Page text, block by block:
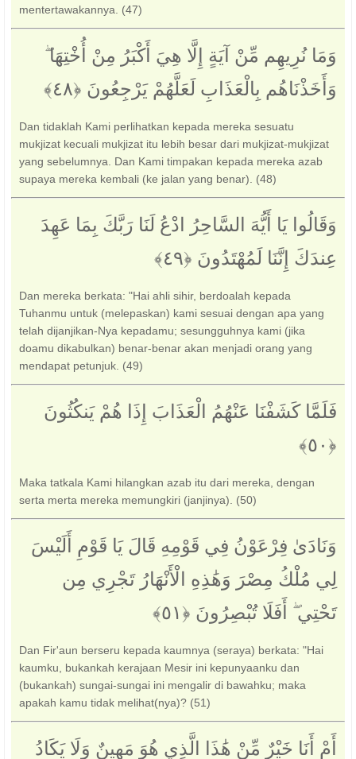
mentertawakannya. (47)
وَمَا نُرِيهِم مِّنْ آيَةٍ إِلَّا هِيَ أَكْبَرُ مِنْ أُخْتِهَا ۖ
وَأَخَذْنَاهُم بِالْعَذَابِ لَعَلَّهُمْ يَرْجِعُونَ ‎﴿٤٨﴾‏
Dan tidaklah Kami perlihatkan kepada mereka sesuatu
mukjizat kecuali mukjizat itu lebih besar dari mukjizat-mukjizat
yang sebelumnya. Dan Kami timpakan kepada mereka azab
supaya mereka kembali (ke jalan yang benar). (48)
وَقَالُوا يَا أَيُّهَ السَّاحِرُ ادْعُ لَنَا رَبَّكَ بِمَا عَهِدَ
عِندَكَ إِنَّنَا لَمُهْتَدُونَ ‎﴿٤٩﴾‏
Dan mereka berkata: "Hai ahli sihir, berdoalah kepada
Tuhanmu untuk (melepaskan) kami sesuai dengan apa yang
telah dijanjikan-Nya kepadamu; sesungguhnya kami (jika
doamu dikabulkan) benar-benar akan menjadi orang yang
mendapat petunjuk. (49)
فَلَمَّا كَشَفْنَا عَنْهُمُ الْعَذَابَ إِذَا هُمْ يَنكُثُونَ
Maka tatkala Kami hilangkan azab itu dari mereka, dengan
serta merta mereka memungkiri (janjinya). (50)
وَنَادَىٰ فِرْعَوْنُ فِي قَوْمِهِ قَالَ يَا قَوْمِ أَلَيْسَ
لِي مُلْكُ مِصْرَ وَهَٰذِهِ الْأَنْهَارُ تَجْرِي مِن
تَحْتِي ۖ أَفَلَا تُبْصِرُونَ ‎﴿٥١﴾‏
Dan Fir'aun berseru kepada kaumnya (seraya) berkata: "Hai
kaumku, bukankah kerajaan Mesir ini kepunyaanku dan
(bukankah) sungai-sungai ini mengalir di bawahku; maka
apakah kamu tidak melihat(nya)? (51)
أَمْ أَنَا خَيْرٌ مِّنْ هَٰذَا الَّذِي هُوَ مَهِينٌ وَلَا يَكَادُ